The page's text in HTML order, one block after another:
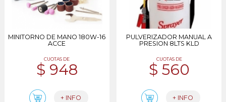
MINITORNO DE MANO 180W-16
ACCE
CUOTAS DE
$ 948
+ INFO
PULVERIZADOR MANUAL A
PRESION 8LTS KLD
CUOTAS DE
$ 560
+ INFO